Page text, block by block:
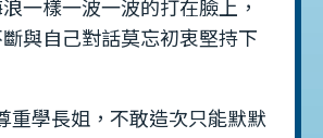
一樣一波一波的打在臉上，
與自己對話莫忘初衷堅持下
重學長姐，不敢造次只能默默